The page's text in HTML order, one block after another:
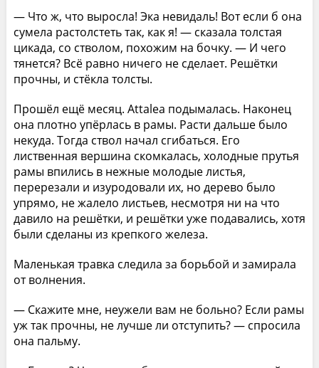
— Что ж, что выросла! Эка невидаль! Вот если б она
сумела растолстеть так, как я! — сказала толстая
цикада, со стволом, похожим на бочку. — И чего
тянется? Всё равно ничего не сделает. Решётки
прочны, и стёкла толсты.
Прошёл ещё месяц. Attalea подымалась. Наконец
она плотно упёрлась в рамы. Расти дальше было
некуда. Тогда ствол начал сгибаться. Его
лиственная вершина скомкалась, холодные прутья
рамы впились в нежные молодые листья,
перерезали и изуродовали их, но дерево было
упрямо, не жалело листьев, несмотря ни на что
давило на решётки, и решётки уже подавались, хотя
были сделаны из крепкого железа.
Маленькая травка следила за борьбой и замирала
от волнения.
— Скажите мне, неужели вам не больно? Если рамы
уж так прочны, не лучше ли отступить? — спросила
она пальму.